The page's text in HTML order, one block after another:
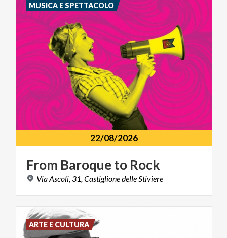
22/08/2026
From Baroqueto Rock
ViaAscoli,31,CastiglionedelleStiviere
MUSICA E SPETTACOLO
ARTE E CULTURA